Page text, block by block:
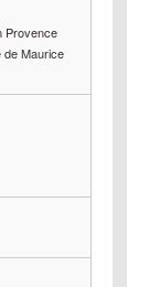
Provence
de Maurice